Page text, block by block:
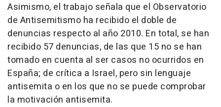
Asimismo, el trabajo señala que el Observatorio
de Antisemitismo ha recibido el doble de
denuncias respecto al año 2010. En total, se han
recibido 57 denuncias, de las que 15 no se han
tomado en cuenta al ser casos no ocurridos en
España; de crítica a Israel, pero sin lenguaje
antisemita o en los que no se puede comprobar
la motivación antisemita.